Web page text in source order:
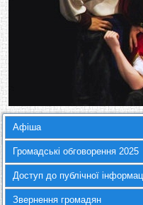
Афіша
Громадські обговорення 2025
Доступ до публічної
Звернення громадян